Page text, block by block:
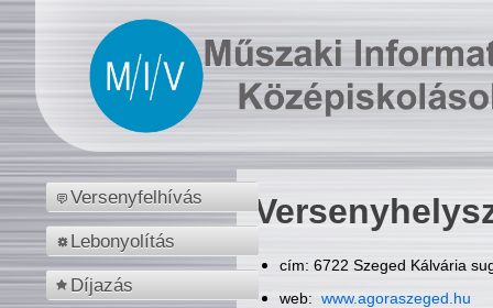
Versenyfelhívás
Lebonyolítás
Díjazás
cím: 6722 Szeged Kálvária
web: www.agoraszeged.hu